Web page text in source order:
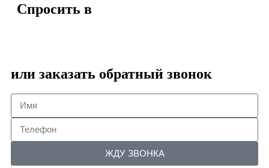
Спросить в
или заказать обратный звонок
ЖДУ ЗВОНКА